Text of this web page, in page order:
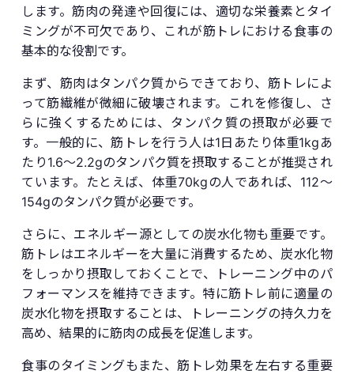
します。筋肉の発達や回復には、適切な栄養素とタイ
ミングが不可欠であり、これが筋トレにおける食事の
基本的な役割です。
まず、筋肉はタンパク質からできており、筋トレによ
って筋繊維が微細に破壊されます。これを修復し、さ
らに強くするためには、タンパク質の摂取が必要で
す。一般的に、筋トレを行う人は1日あたり体重1kgあ
たり1.6〜2.2gのタンパク質を摂取することが推奨され
ています。たとえば、体重70kgの人であれば、112〜
154gのタンパク質が必要です。
さらに、エネルギー源としての炭水化物も重要です。
筋トレはエネルギーを大量に消費するため、炭水化物
をしっかり摂取しておくことで、トレーニング中のパ
フォーマンスを維持できます。特に筋トレ前に適量の
炭水化物を摂取することは、トレーニングの持久力を
高め、結果的に筋肉の成長を促進します。
食事のタイミングもまた、筋トレ効果を左右する重要